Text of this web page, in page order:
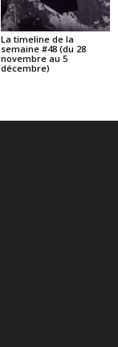
La timeline de la
semaine #48 (du 28
novembre au 5
décembre)